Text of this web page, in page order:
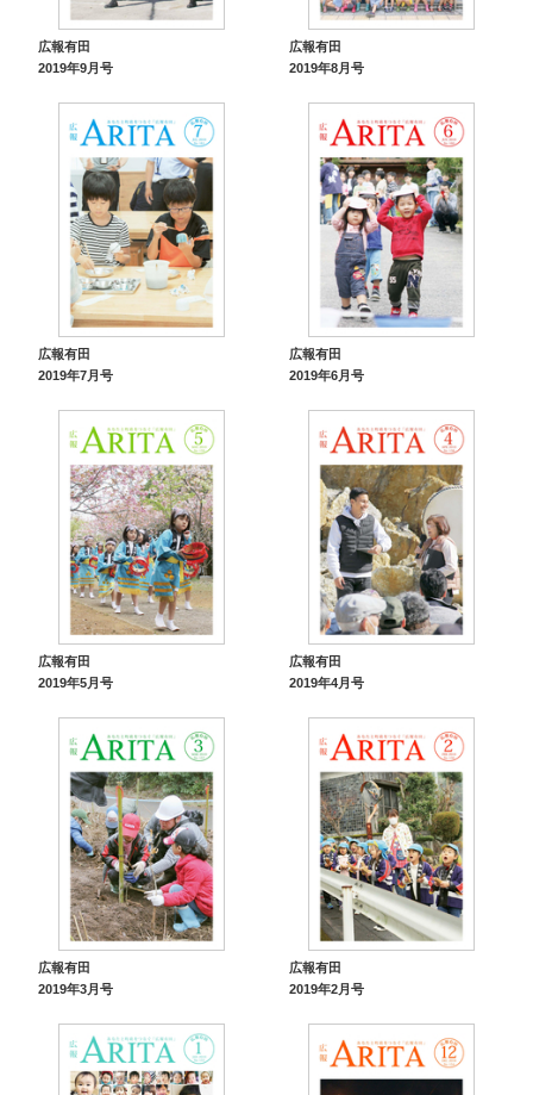
広報有田
2019年9月号
広報有田
2019年8月号
広報有田
2019年7月号
広報有田
2019年6月号
広報有田
2019年5月号
広報有田
2019年4月号
広報有田
2019年3月号
広報有田
2019年2月号